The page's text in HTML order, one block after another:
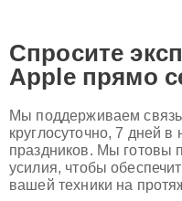
Спросите
Apple прямо
Мы поддерживаем
круглосуточно, 7 дней
праздников. Мы готовы
усилия, чтобы
вашей техники на